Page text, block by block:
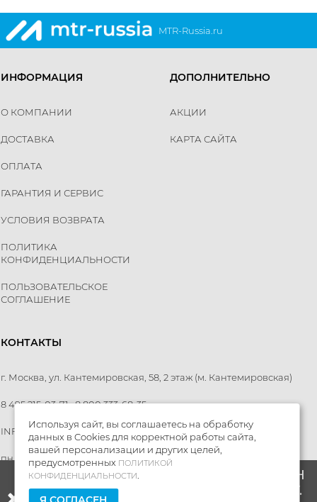
МЫ ПЕРЕЕЗЖАЕМ! С 21 ИЮЛЯ МАГАЗИН
БУДЕТ РАБОТАТЬ ПО НОВОМУ АДРЕСУ.
MTR-Russia.ru
ИНФОРМАЦИЯ
О КОМПАНИИ
ДОСТАВКА
ОПЛАТА
ГАРАНТИЯ И СЕРВИС
УСЛОВИЯ ВОЗВРАТА
ПОЛИТИКА
КОНФИДЕНЦИАЛЬНОСТИ
ПОЛЬЗОВАТЕЛЬСКОЕ
СОГЛАШЕНИЕ
ДОПОЛНИТЕЛЬНО
АКЦИИ
КАРТА САЙТА
КОНТАКТЫ
г. Москва, ул. Кантемировская, 58, 2 этаж (м. Кантемировская)
8 495 215-03-718 800 333-68-35
INFO@MTR-RUSSIA.RU
пн - пт: 10:00 — 20:00 ,сб - вс: 10:00 — 18:00
Используя сайт, вы соглашаетесь на обработку
данных в Cookies для корректной работы сайта,
вашей персонализации и других целей,
предусмотренных ПОЛИТИКОЙ
КОНФИДЕНЦИАЛЬНОСТИ